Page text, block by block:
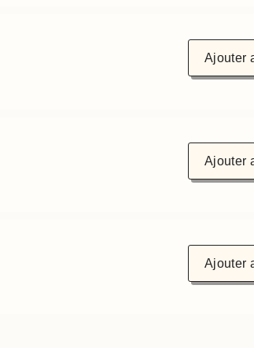
Ajouter
Ajouter
Ajouter